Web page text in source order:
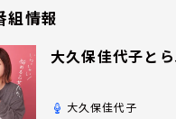
組情報
大久保佳代子と
大久保佳代子